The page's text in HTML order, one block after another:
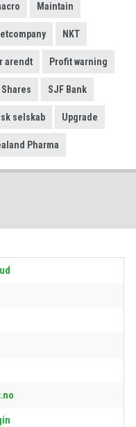
Maintain
NKT
arendt Profit warning
Shares SJF Bank
selskab Upgrade
Pharma